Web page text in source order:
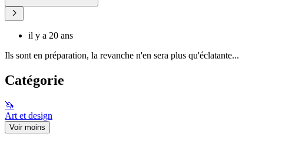
il y a 20 ans
Ils sont en préparation, la revanche n'en sera plus qu'éclatante...
Catégorie
🦄
Art et design
Voir moins